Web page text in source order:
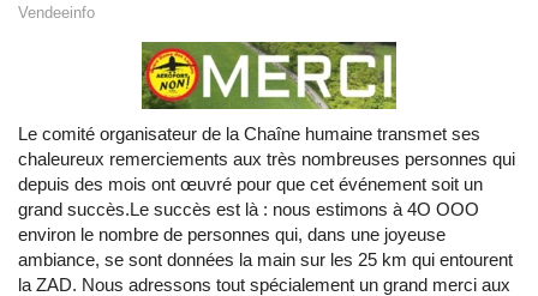
Vendeeinfo
Le comité organisateur de la Chaîne humaine transmet ses
chaleureux remerciements aux très nombreuses personnes qui
depuis des mois ont œuvré pour que cet événement soit un
grand succès.Le succès est là : nous estimons à 4O OOO
environ le nombre de personnes qui, dans une joyeuse
ambiance, se sont données la main sur les 25 km qui entourent
la ZAD. Nous adressons tout spécialement un grand merci aux